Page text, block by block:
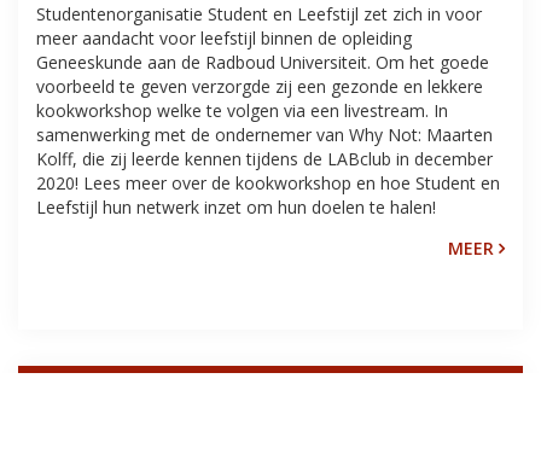
Studentenorganisatie Student en Leefstijl zet zich in voor
meer aandacht voor leefstijl binnen de opleiding
Geneeskunde aan de Radboud Universiteit. Om het goede
voorbeeld te geven verzorgde zij een gezonde en lekkere
kookworkshop welke te volgen via een livestream. In
samenwerking met de ondernemer van Why Not: Maarten
Kolff, die zij leerde kennen tijdens de LABclub in december
2020! Lees meer over de kookworkshop en hoe Student en
Leefstijl hun netwerk inzet om hun doelen te halen!
MEER